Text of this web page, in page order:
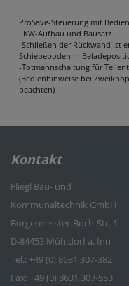
ProSave-Steuerung mit
LKW-Aufbau und Bausatz
-Schließen der Rückwand ist
Schiebeboden in
-Totmannschaltung für
(Bedienhinweise bei
beachten)
Kontakt
Fliegl Bau- und
Kommunaltechnik GmbH
Bürgermeister-Boch-Str. 1
D-84453 Mühldorf a. Inn
Tel.: +49 (0) 8631 307-382
Fax: +49 (0) 8631 307-553